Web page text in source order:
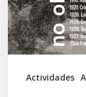
Actividades
arte
las
tensiones
documentales